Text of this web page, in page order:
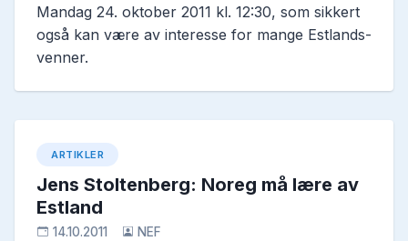
Mandag 24. oktober 2011 kl. 12:30, som sikkert
også kan være av interesse for mange Estlands-
venner.
ARTIKLER
Jens Stoltenberg: Noreg må lære av
Estland
14.10.2011 NEF